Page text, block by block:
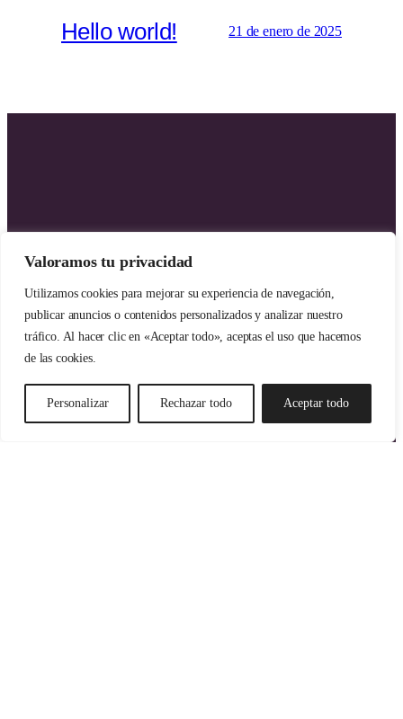
Valoramos tu privacidad
Utilizamos cookies para mejorar su experiencia de navegación,
publicar anuncios o contenidos personalizados y analizar nuestro
tráfico. Al hacer clic en «Aceptar todo», aceptas el uso que hacemos
de las cookies.
Personalizar Rechazar todo Aceptar todo
Hello world! 21 de enero de 2025